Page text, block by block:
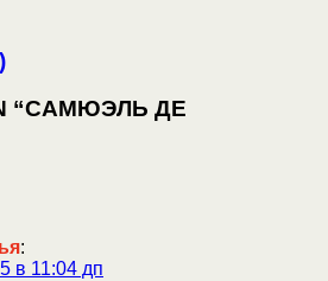
“САМЮЭЛЬ ДЕ
:
в 11:04 дп